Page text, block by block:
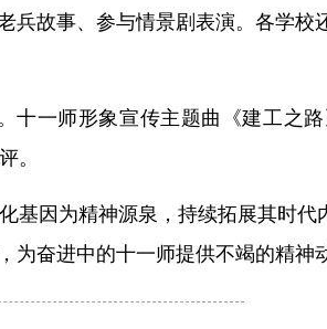
故事、参与情景剧表演。各学
一师形象宣传主题曲《建工之
。
因为精神源泉，持续拓展其时代
奋进中的十一师提供不竭的精神